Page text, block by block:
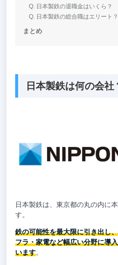
Q. 日本製鉄の退職金はいくら？
Q. 日本製鉄の総合職はエリート？
まとめ
日本製鉄は何の会社
日本製鉄は、東京都の丸の内に
す。
鉄の可能性を最大限に引き出し
フラ・家電など幅広い分野に導
います。